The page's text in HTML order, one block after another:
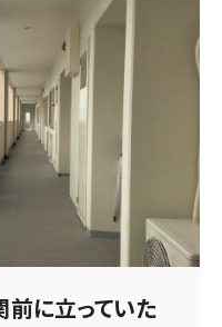
に立っていた